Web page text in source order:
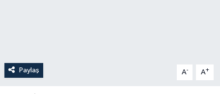
Paylaş A- A+